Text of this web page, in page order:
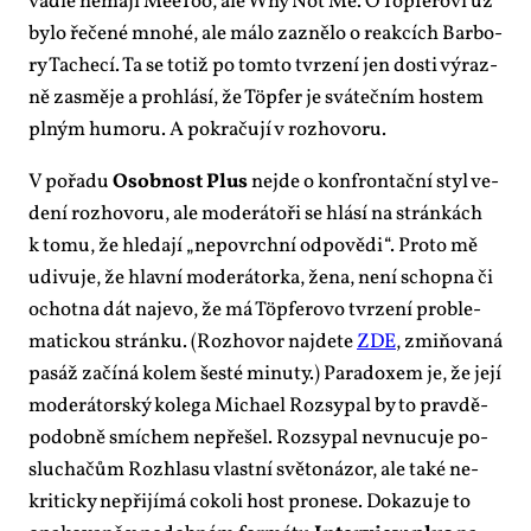
by­lo ře­če­né mno­hé, ale má­lo za­zně­lo o re­ak­cích Bar­bo­
ry Ta­che­cí. Ta se totiž po tom­to tvr­ze­ní jen do­sti vý­raz­
ně za­smě­je a pro­hlá­sí, že Tö­p­fer je svá­teč­ním hos­tem
pl­ným hu­mo­ru. A po­kra­ču­jí v roz­ho­vo­ru.
V po­řa­duOsob­nost Plusnejde o kon­fron­tač­ní styl ve­
de­ní roz­ho­vo­ru, ale mo­de­rá­to­ři se hlá­sí na strán­kách
k to­mu, že hle­da­jí „ne­po­vrch­ní od­po­vě­di“. Pro­to mě
udi­vu­je, že hlav­ní mo­de­rá­tor­ka, že­na, ne­ní schop­na či
ochot­na dát na­je­vo, že má Tö­p­fe­ro­vo tvr­ze­ní pro­ble­
ma­tic­kou strán­ku. (Roz­ho­vor na­jde­teZDE, zmi­ňo­va­ná
pa­sáž za­čí­ná ko­lem šes­té mi­nu­ty.) Pa­ra­do­xem je, že je­jí
mo­de­rá­tor­ský ko­le­ga Mi­cha­el Roz­sy­pal by to prav­dě­
po­dob­ně smí­chem ne­pře­šel. Roz­sy­pal ne­vnu­cu­je po­
slu­cha­čům Roz­hla­su vlast­ní svě­to­ná­zor, ale ta­ké ne­
kri­tic­ky ne­při­jí­má co­ko­li host pro­ne­se. Do­ka­zu­je to